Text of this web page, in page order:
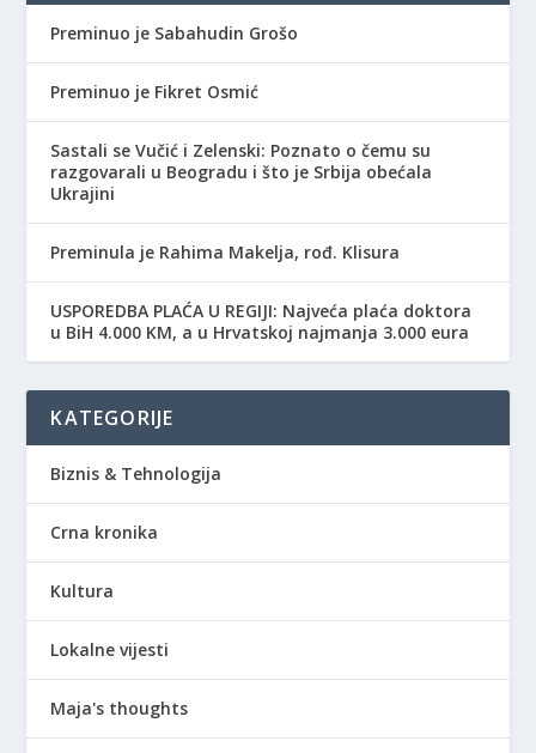
Preminuo je Sabahudin Grošo
Preminuo je Fikret Osmić
Sastali se Vučić i Zelenski: Poznato o čemu su
razgovarali u Beogradu i što je Srbija obećala
Ukrajini
Preminula je Rahima Makelja, rođ. Klisura
USPOREDBA PLAĆA U REGIJI: Najveća plaća doktora
u BiH 4.000 KM, a u Hrvatskoj najmanja 3.000 eura
KATEGORIJE
Biznis & Tehnologija
Crna kronika
Kultura
Lokalne vijesti
Maja's thoughts